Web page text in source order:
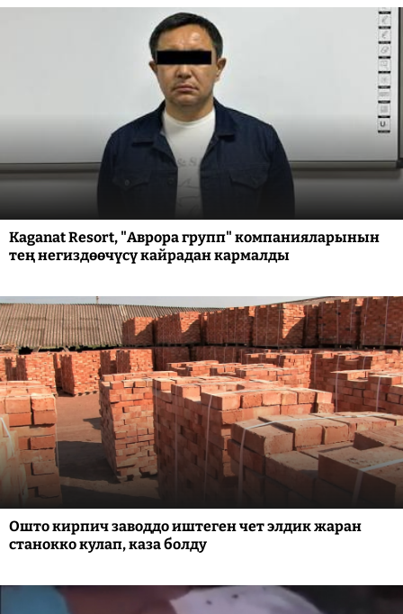
Kaganat Resort, "Аврора групп" компанияларынын
тең негиздөөчүсү кайрадан кармалды
Ошто кирпич заводдо иштеген чет элдик жаран
станокко кулап, каза болду